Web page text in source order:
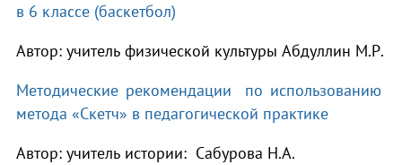
в 6 классе (баскетбол)
Автор: учитель физической культуры Абдуллин М.Р.
Методические рекомендации по использованию
метода «Скетч» в педагогической практике
Автор: учитель истории: Сабурова Н.А.